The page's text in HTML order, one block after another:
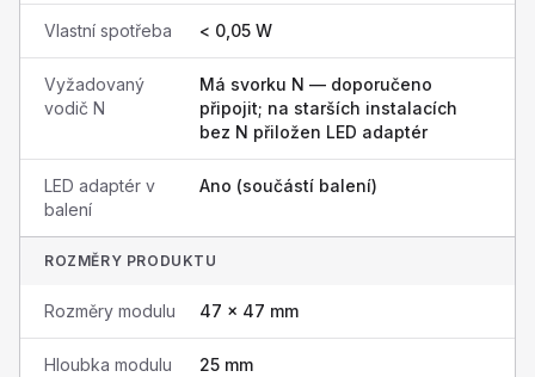
Vlastní spotřeba < 0,05 W
Vyžadovaný
vodič N
Má svorku N — doporučeno
připojit; na starších instalacích
bez N přiložen LED adaptér
LED adaptér v
balení
Ano (součástí balení)
ROZMĚRY PRODUKTU
Rozměry modulu 47 × 47 mm
Hloubka modulu
25 mm